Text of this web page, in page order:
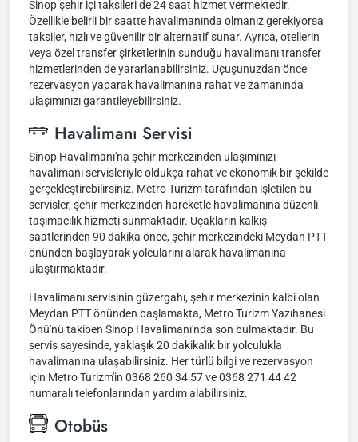
Sinop şehir içi taksileri de 24 saat hizmet vermektedir.
Özellikle belirli bir saatte havalimanında olmanız gerekiyorsa
taksiler, hızlı ve güvenilir bir alternatif sunar. Ayrıca, otellerin
veya özel transfer şirketlerinin sunduğu havalimanı transfer
hizmetlerinden de yararlanabilirsiniz. Uçuşunuzdan önce
rezervasyon yaparak havalimanına rahat ve zamanında
ulaşımınızı garantileyebilirsiniz.
Havalimanı Servisi
Sinop Havalimanı'na şehir merkezinden ulaşımınızı
havalimanı servisleriyle oldukça rahat ve ekonomik bir şekilde
gerçekleştirebilirsiniz. Metro Turizm tarafından işletilen bu
servisler, şehir merkezinden hareketle havalimanına düzenli
taşımacılık hizmeti sunmaktadır. Uçakların kalkış
saatlerinden 90 dakika önce, şehir merkezindeki Meydan PTT
önünden başlayarak yolcularını alarak havalimanına
ulaştırmaktadır.
Havalimanı servisinin güzergahı, şehir merkezinin kalbi olan
Meydan PTT önünden başlamakta, Metro Turizm Yazıhanesi
Önü'nü takiben Sinop Havalimanı'nda son bulmaktadır. Bu
servis sayesinde, yaklaşık 20 dakikalık bir yolculukla
havalimanına ulaşabilirsiniz. Her türlü bilgi ve rezervasyon
için Metro Turizm'in 0368 260 34 57 ve 0368 271 44 42
numaralı telefonlarından yardım alabilirsiniz.
Otobüs